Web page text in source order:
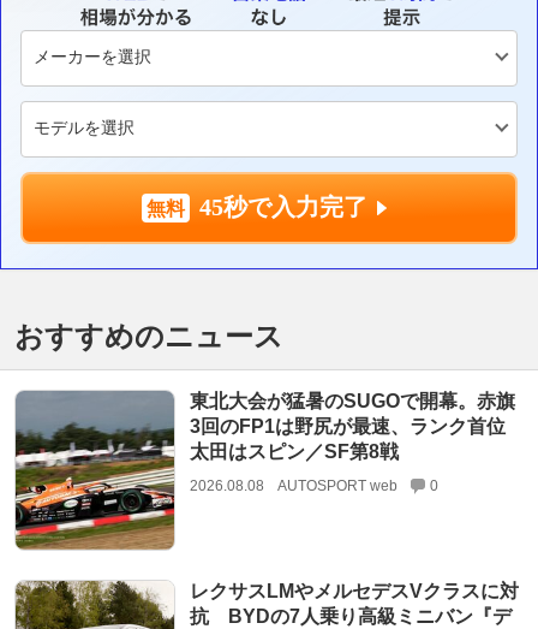
45秒で入力完了
おすすめのニュース
東北大会が猛暑のSUGOで開幕。赤旗
3回のFP1は野尻が最速、ランク首位
太田はスピン／SF第8戦
2026.08.08 AUTOSPORT web 0
レクサスLMやメルセデスVクラスに対
抗 BYDの7人乗り高級ミニバン『デ